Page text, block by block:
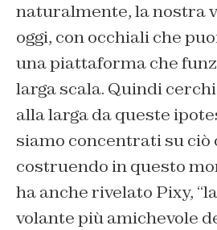
naturalmente, la nostra
oggi, con occhiali che
una piattaforma che
larga scala. Quindi
alla larga da queste
siamo concentrati su ciò
costruendo in questo
ha anche rivelato Pixy,
volante più amichevole